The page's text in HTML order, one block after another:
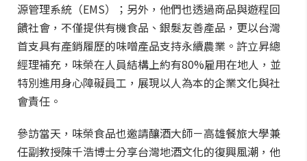
源管理系統（EMS）；另外，他們也透過商品與遊程回
饋社會，不僅提供有機食品、銀髮友善產品，更以台灣
首支具有產銷履歷的味噌產品支持永續農業。許立昇總
經理補充，味榮在人員結構上約有80%雇用在地人，並
特別進用身心障礙員工，展現以人為本的企業文化與社
會責任。
參訪當天，味榮食品也邀請釀酒大師－高雄餐旅大學兼
任副教授陳千浩博士分享台灣地酒文化的復興風潮，他